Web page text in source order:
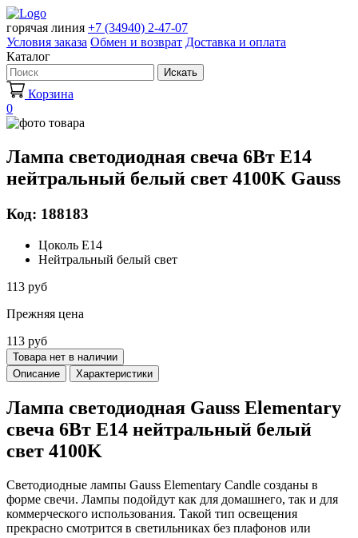
горячая линия +7 (34940) 2-47-07
Условия заказа Обмен и возврат Доставка и оплата
Каталог
Искать
Корзина
0
Лампа светодиодная свеча 6Вт E14
нейтральный белый свет 4100K Gauss
Код: 188183
Цоколь Е14
Нейтральный белый свет
113 руб
Прежняя цена
113 руб
Товара нет в наличии
Описание
Характеристики
Лампа светодиодная Gauss Elementary
свеча 6Вт E14 нейтральный белый
свет 4100K
Светодиодные лампы Gauss Elementary Candle созданы в
форме свечи. Лампы подойдут как для домашнего, так и для
коммерческого использования. Такой тип освещения
прекрасно смотрится в светильниках без плафонов или